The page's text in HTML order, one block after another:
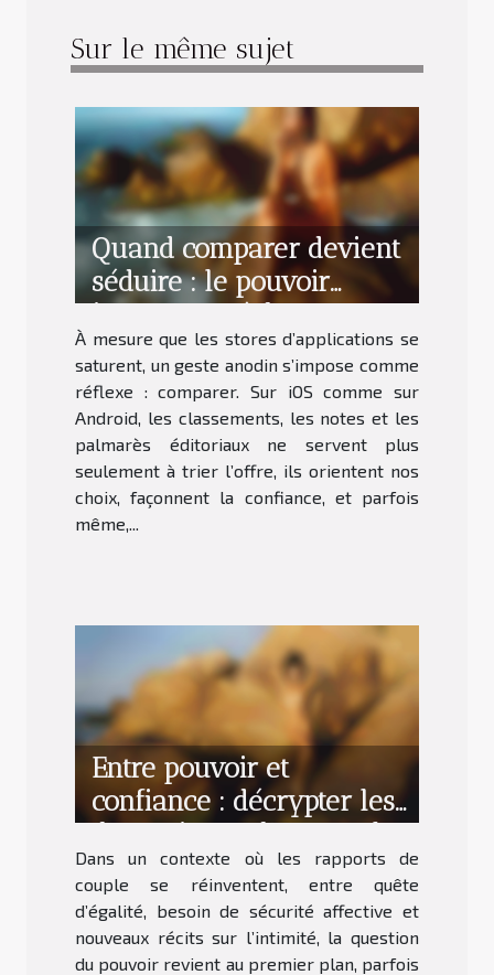
Sur le même sujet
Quand comparer devient
séduire : le pouvoir
insoupçonné des
classements
d’applications
À mesure que les stores d’applications se
saturent, un geste anodin s’impose comme
réflexe : comparer. Sur iOS comme sur
Android, les classements, les notes et les
palmarès éditoriaux ne servent plus
seulement à trier l’offre, ils orientent nos
choix, façonnent la confiance, et parfois
même,...
Entre pouvoir et
confiance : décrypter les
dynamiques d’un couple
épanoui
Dans un contexte où les rapports de
couple se réinventent, entre quête
d’égalité, besoin de sécurité affective et
nouveaux récits sur l’intimité, la question
du pouvoir revient au premier plan, parfois